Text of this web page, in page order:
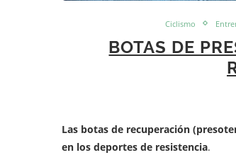
Ciclismo
BOTAS DE
Las botas de recuperación
en los deportes de resistencia.